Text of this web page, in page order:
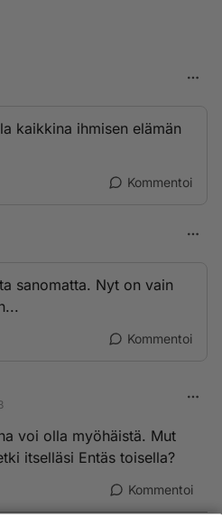
kaikkina ihmisen elämän
Kommentoi
sanomatta. Nyt on vain
Kommentoi
voi olla myöhäistä. Mut
itselläsi Entäs toisella?
Kommentoi